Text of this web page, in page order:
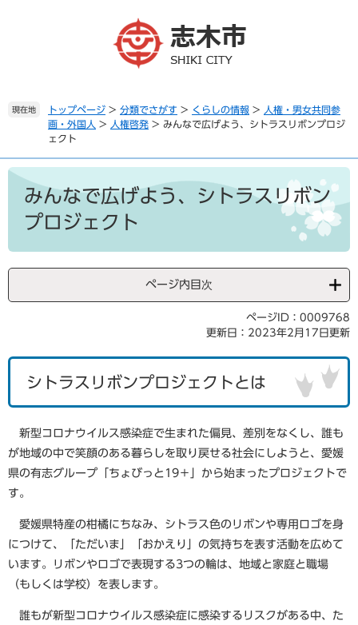
本
現在地 トップページ > 分類でさがす > くらしの情報 >
人権・男女共同参
画・外国人 > 人権啓発 > みんなで広げよう、シトラスリボンプロジ
ェクト
本
みんなで広げよう、シトラスリボン
プロジェクト
ページ内目次
ページID：0009768
更新日：2023年2月17日更新
シトラスリボンプロジェクトとは
新型コロナウイルス感染症で生まれた偏見、差別をなくし、誰も
が地域の中で笑顔のある暮らしを取り戻せる社会にしようと、愛媛
県の有志グループ「ちょびっと19＋」から始まったプロジェクトで
す。
愛媛県特産の柑橘にちなみ、シトラス色のリボンや専用ロゴを身
につけて、「ただいま」「おかえり」の気持ちを表す活動を広めて
います。リボンやロゴで表現する3つの輪は、地域と家庭と職場
（もしくは学校）を表します。
誰もが新型コロナウイルス感染症に感染するリスクがある中、た